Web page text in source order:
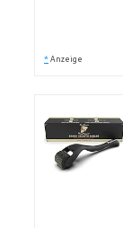
* Anzeige